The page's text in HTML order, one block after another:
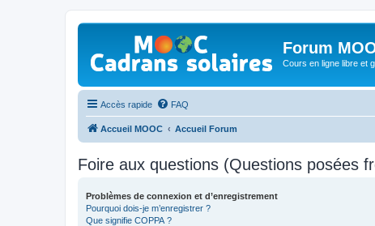
Forum
Cours en ligne libre et
Accès rapide FAQ
Accueil MOOC Accueil Forum
Foire aux questions (Questions posées
Problèmes de connexion et d’enregistrement
Pourquoi dois-je m’enregistrer ?
Que signifie COPPA ?